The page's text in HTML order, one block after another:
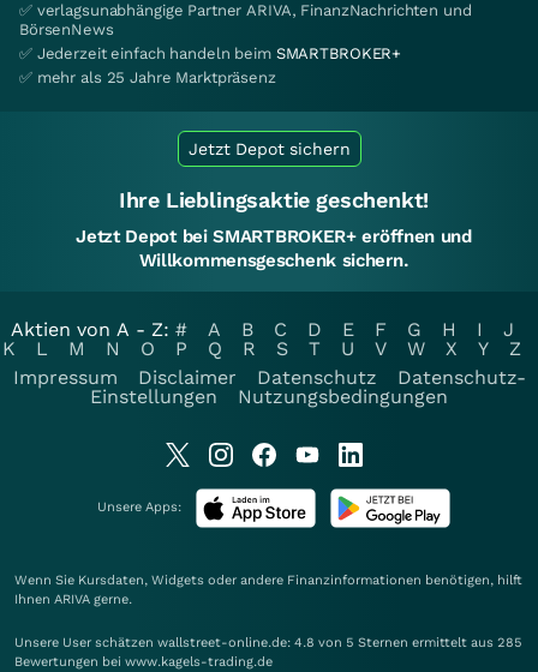
✅ verlagsunabhängige Partner ARIVA, FinanzNachrichten und
BörsenNews
✅ Jederzeit einfach handeln beim SMARTBROKER+
✅ mehr als 25 Jahre Marktpräsenz
Jetzt Depot sichern
Ihre Lieblingsaktie geschenkt!
Jetzt Depot bei SMARTBROKER+ eröffnen und
Willkommensgeschenk sichern.
Aktien von A - Z: # A B C D E F G H I
J
K
L M N O P Q R S T U V W X Y
Z
Impressum
Disclaimer Datenschutz
Datenschutz-
Einstellungen
Nutzungsbedingungen
Unsere Apps:
Wenn Sie Kursdaten, Widgets oder andere Finanzinformationen benötigen, hilft
Ihnen ARIVA gerne.
Unsere User schätzen wallstreet-online.de: 4.8 von 5 Sternen ermittelt aus 285
Bewertungen bei www.kagels-trading.de